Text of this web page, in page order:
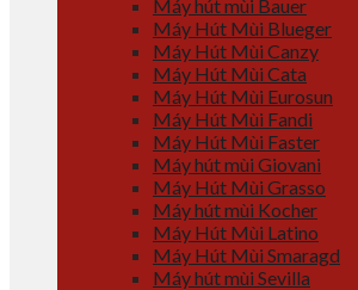
Máy hút mùi Bauer
Máy Hút Mùi Blueger
Máy Hút Mùi Canzy
Máy Hút Mùi Cata
Máy Hút Mùi Eurosun
Máy Hút Mùi Fandi
Máy Hút Mùi Faster
Máy hút mùi Giovani
Máy Hút Mùi Grasso
Máy hút mùi Kocher
Máy Hút Mùi Latino
Máy Hút Mùi Smaragd
Máy hút mùi Sevilla